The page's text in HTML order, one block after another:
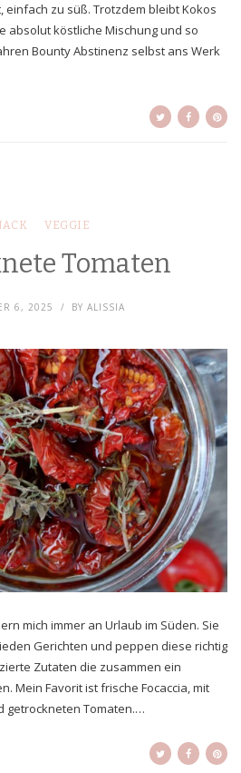
einfach zu süß. Trotzdem bleibt Kokos
absolut köstliche Mischung und so
Bounty Abstinenz selbst ans Werk
VEGGIE
Tomaten
6, 2025 BY ALISSIA
mich immer an Urlaub im Süden. Sie
Gerichten und peppen diese richtig
Zutaten die zusammen ein
Mein Favorit ist frische Focaccia, mit
getrockneten Tomaten.…